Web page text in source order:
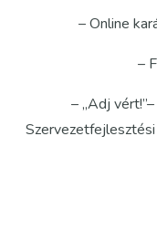
– Online
–
– „Adj